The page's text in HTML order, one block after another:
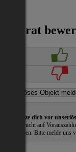
Inserat
Schütze dich vor
Gehe nicht auf
zu haben. Bitte melde uns